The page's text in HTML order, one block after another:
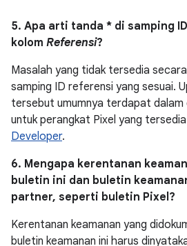
5. Apa arti tanda * di samping
kolom Referensi?
Masalah yang tidak tersedia secara
samping ID referensi yang sesuai.
tersebut umumnya terdapat
untuk perangkat Pixel yang
Developer.
6. Mengapa kerentanan
buletin ini dan buletin
partner, seperti buletin Pixel?
Kerentanan keamanan yang
buletin keamanan ini harus